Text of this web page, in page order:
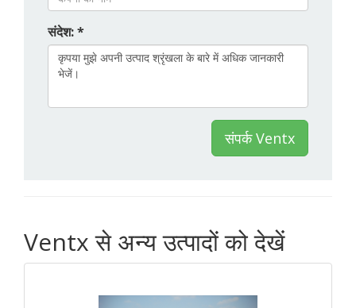
संदेश: *
संपर्क Ventx
Ventx से अन्य उत्पादों को देखें